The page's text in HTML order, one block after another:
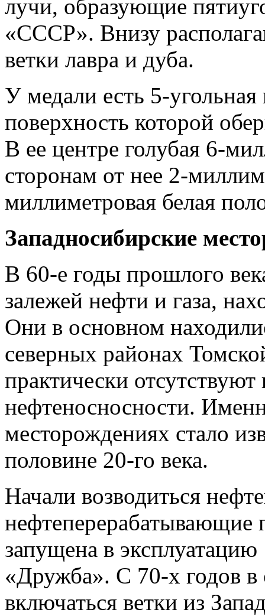
лучи, образующие
«СССР». Внизу
ветки лавра и дуба.
У медали есть 5-
поверхность которой
В ее центре голубая 6-
сторонам от нее 2-
миллиметровая белая
Западносибирские
В 60-е годы прошлого
залежей нефти и газа,
Они в основном
северных районах
практически
нефтеносносности.
месторождениях стало
половине 20-го века.
Начали возводиться
нефтеперерабатывающие
запущена в
«Дружба». С 70-х годов в
включаться ветки из